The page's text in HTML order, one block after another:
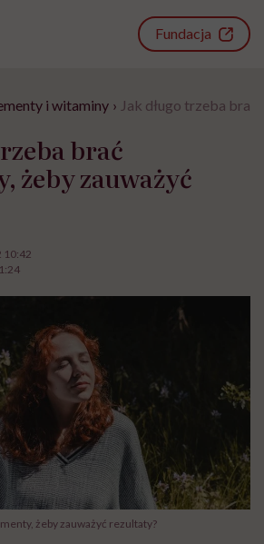
Fundacja
i witaminy › Jak długo trzeba brać
brać
żeby zauważyć
10:42
żeby zauważyć rezultaty?